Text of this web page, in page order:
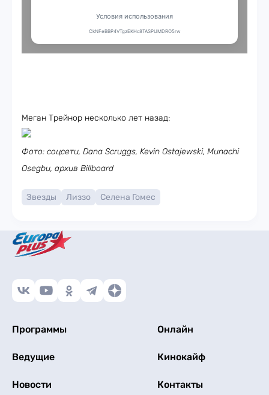
Меган Трейнор несколько лет назад:
Фото: соцсети, Dana Scruggs, Kevin Ostajewski, Munachi
Osegbu, архив Billboard
Звезды Лиззо Селена Гомес
Программы Онлайн
Ведущие Кинокайф
Новости Контакты